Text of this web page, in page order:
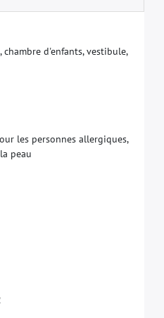
, chambre d'enfants, vestibule,
our les personnes allergiques,
la peau